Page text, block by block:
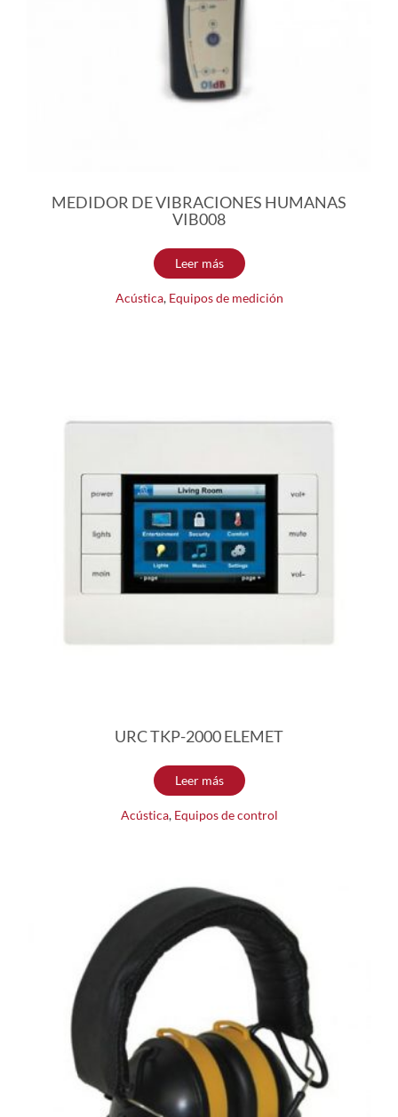
MEDIDOR DE VIBRACIONES HUMANAS
VIB008
Leer más
Acústica, Equipos de medición
URC TKP-2000 ELEMET
Leer más
Acústica, Equipos de control